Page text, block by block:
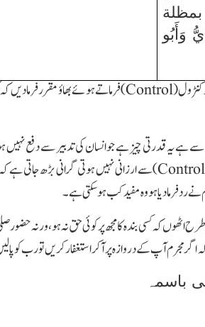
وَأَبُو
Control)فرماتے ہوئے بھاؤ مقرر فرمادیں
سے ہے یہ قدرتی چیز ہے جو انسان کی تدبیر سے دفع
Control)سے ارزانی نہیں ہوتی گرانی بڑھ جاتی ہے
نے رد فرمادیا ہو وہ مفید کب ہوسکتی ہے۔
اٹھوں کہ کسی بندہ کا مجھ پر کوئی حق نہ ہو،ورنہ
مجرم آپ کے دروازہ پر آکر استغفار کریں تو رب کو
اسم النبی